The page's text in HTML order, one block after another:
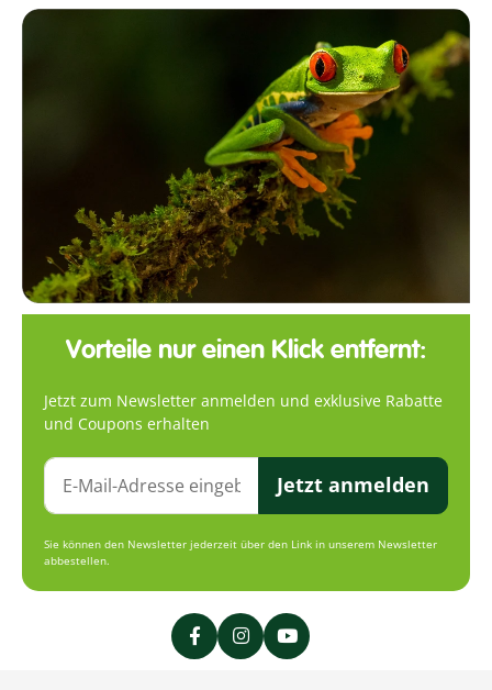
Vorteile nur einen Klick entfernt:
Jetzt zum Newsletter anmelden und exklusive Rabatte
und Coupons erhalten
Jetzt anmelden
Sie können den Newsletter jederzeit über den Link in unserem Newsletter
abbestellen.